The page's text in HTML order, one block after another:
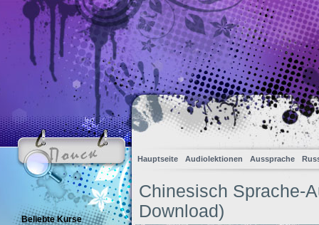
Hauptseite Audiolektionen Aussprache
Chinesisch Sprache-
Download)
Beliebte Kurse